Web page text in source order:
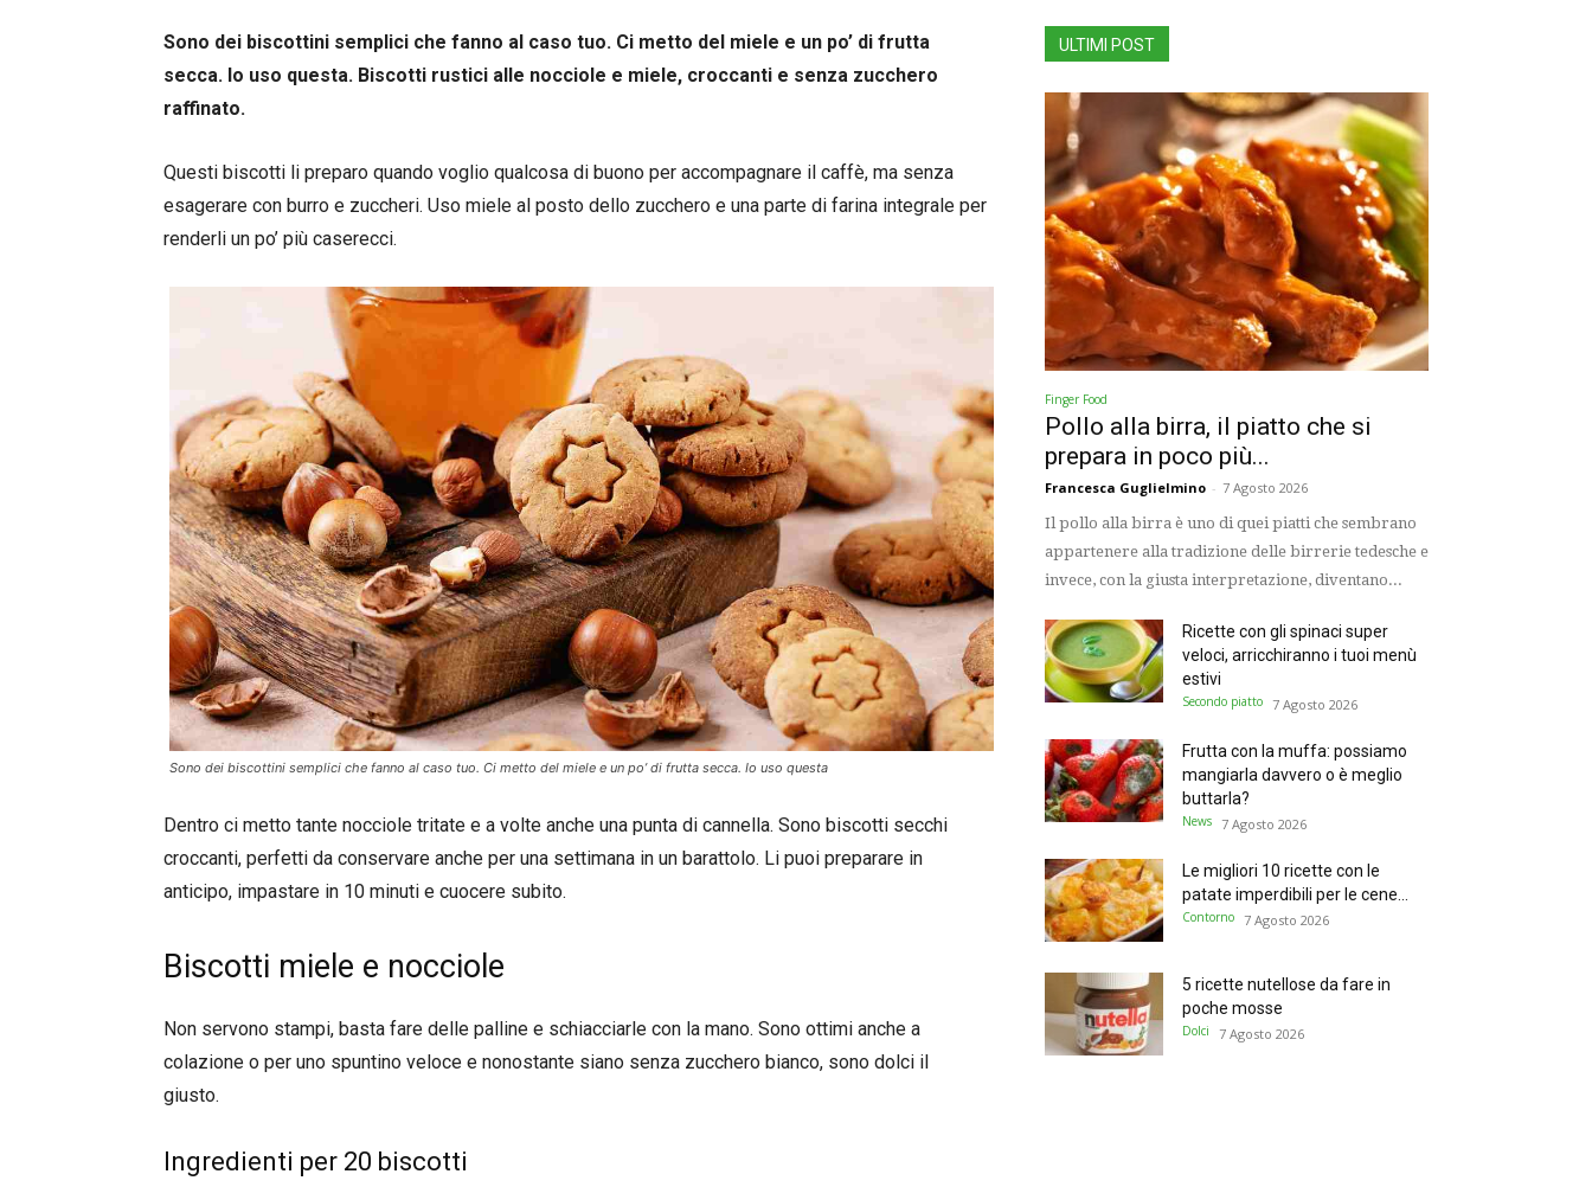
Sono dei biscottini semplici che fanno al caso tuo. Ci metto del miele e un po’ di frutta
secca. Io uso questa. Biscotti rustici alle nocciole e miele, croccanti e senza zucchero
raffinato.
Questi biscotti li preparo quando voglio qualcosa di buono per accompagnare il caffè, ma senza
esagerare con burro e zuccheri. Uso miele al posto dello zucchero e una parte di farina integrale per
renderli un po’ più caserecci.
Sono dei biscottini semplici che fanno al caso tuo. Ci metto del miele e un po’ di frutta secca. Io uso questa
Dentro ci metto tante nocciole tritate e a volte anche una punta di cannella. Sono biscotti secchi
croccanti, perfetti da conservare anche per una settimana in un barattolo. Li puoi preparare in
anticipo, impastare in 10 minuti e cuocere subito.
Biscotti miele e nocciole
Non servono stampi, basta fare delle palline e schiacciarle con la mano. Sono ottimi anche a
colazione o per uno spuntino veloce e nonostante siano senza zucchero bianco, sono dolci il
giusto.
Ingredienti per 20 biscotti
ULTIMI POST
Finger Food
Pollo alla birra, il piatto che si
prepara in poco più...
Francesca Guglielmino - 7 Agosto 2026
Il pollo alla birra è uno di quei piatti che sembrano
appartenere alla tradizione delle birrerie tedesche e
invece, con la giusta interpretazione, diventano...
Ricette con gli spinaci super
veloci, arricchiranno i tuoi menù
estivi
Secondo piatto 7 Agosto 2026
Frutta con la muffa: possiamo
mangiarla davvero o è meglio
buttarla?
News 7 Agosto 2026
Le migliori 10 ricette con le
patate imperdibili per le cene...
Contorno 7 Agosto 2026
5 ricette nutellose da fare in
poche mosse
Dolci 7 Agosto 2026